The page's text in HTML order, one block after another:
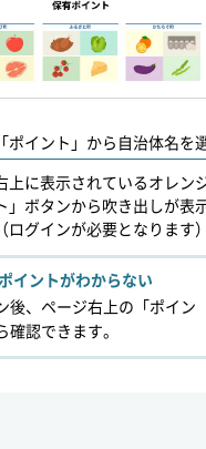
ポイント」から自治体名を
上に表示されているオレン
」ボタンから吹き出しが表
ログインが必要となります）
イントがわからない
後、ページ右上の「ポイン
確認できます。